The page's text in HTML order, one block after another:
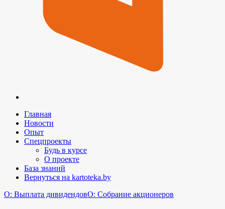
Главная
Новости
Опыт
Спецпроекты
Будь в курсе
О проекте
База знаний
Вернуться на kartoteka.by
O: Выплата дивидендовO: Собрание акционеров